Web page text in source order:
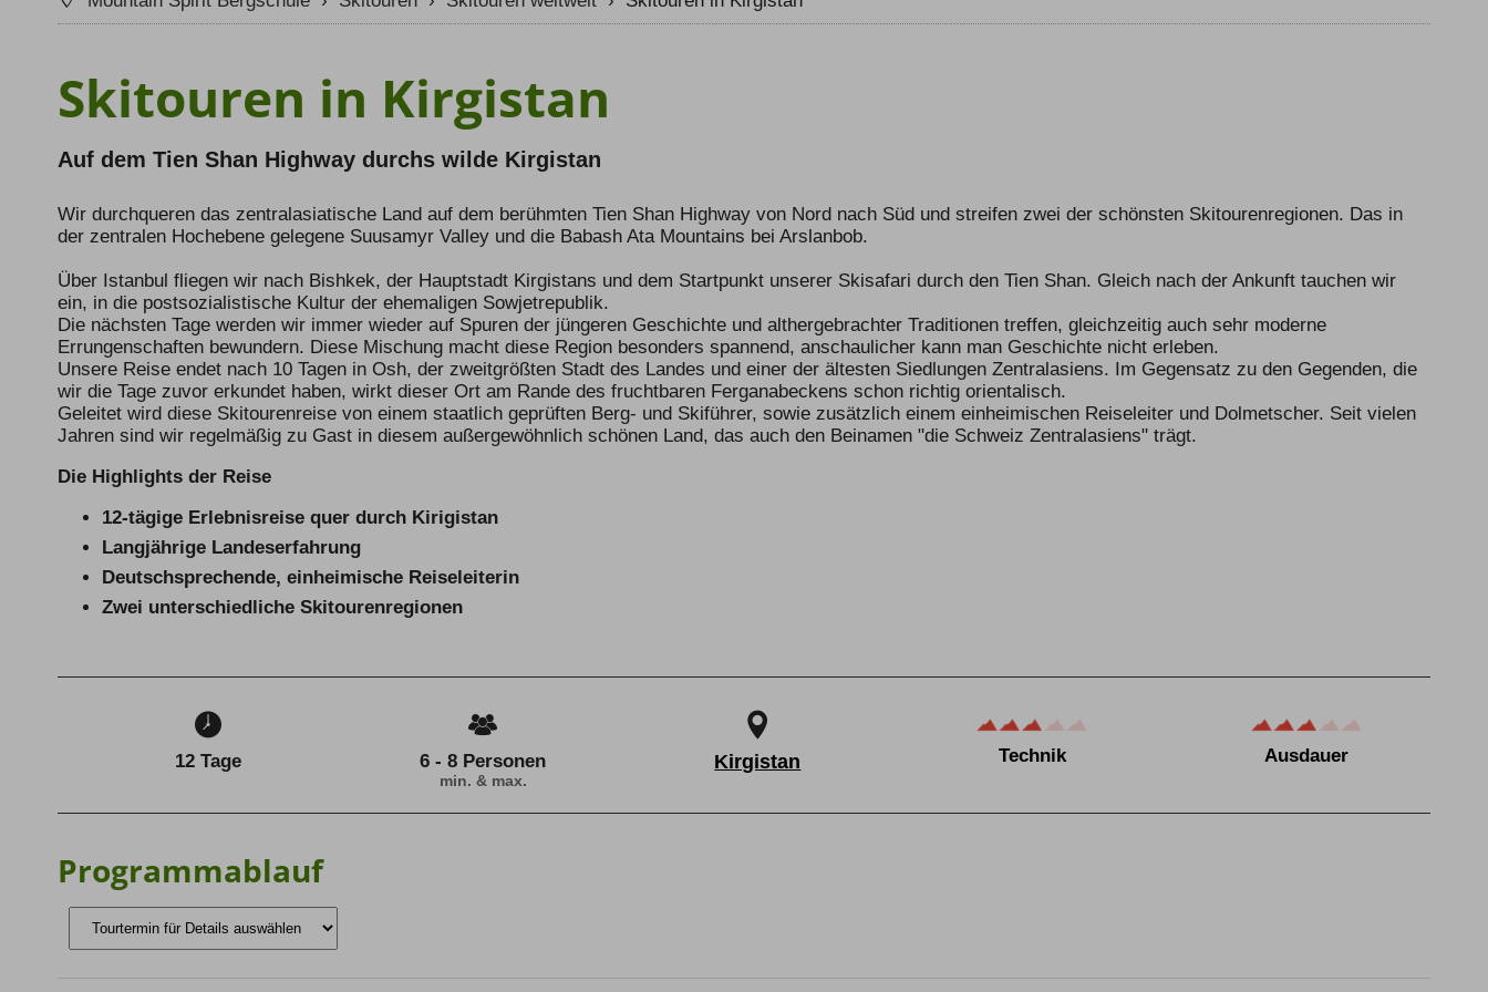
Skitouren in Kirgistan
Auf dem Tien Shan Highway durchs wilde Kirgistan
Wir durchqueren das zentralasiatische Land auf dem berühmten Tien Shan Highway von Nord nach Süd und streifen zwei der schönsten Skitourenregionen. Das in
der zentralen Hochebene gelegene Suusamyr Valley und die Babash Ata Mountains bei Arslanbob.
Über Istanbul fliegen wir nach Bishkek, der Hauptstadt Kirgistans und dem Startpunkt unserer Skisafari durch den Tien Shan. Gleich nach der Ankunft tauchen wir
ein, in die postsozialistische Kultur der ehemaligen Sowjetrepublik.
Die nächsten Tage werden wir immer wieder auf Spuren der jüngeren Geschichte und althergebrachter Traditionen treffen, gleichzeitig auch sehr moderne
Errungenschaften bewundern. Diese Mischung macht diese Region besonders spannend, anschaulicher kann man Geschichte nicht erleben.
Unsere Reise endet nach 10 Tagen in Osh, der zweitgrößten Stadt des Landes und einer der ältesten Siedlungen Zentralasiens. Im Gegensatz zu den Gegenden, die
wir die Tage zuvor erkundet haben, wirkt dieser Ort am Rande des fruchtbaren Ferganabeckens schon richtig orientalisch.
Geleitet wird diese Skitourenreise von einem staatlich geprüften Berg- und Skiführer, sowie zusätzlich einem einheimischen Reiseleiter und Dolmetscher. Seit vielen
Jahren sind wir regelmäßig zu Gast in diesem außergewöhnlich schönen Land, das auch den Beinamen "die Schweiz Zentralasiens" trägt.
Die Highlights der Reise
12-tägige Erlebnisreise quer durch Kirigistan
Langjährige Landeserfahrung
Deutschsprechende, einheimische Reiseleiterin
Zwei unterschiedliche Skitourenregionen
12 Tage 6 - 8 Personen
min. & max.
Kirgistan Technik Ausdauer
Programmablauf